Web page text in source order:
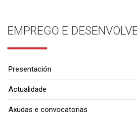
EMPREGO E
Presentación
Actualidade
Axudas e convocatorias